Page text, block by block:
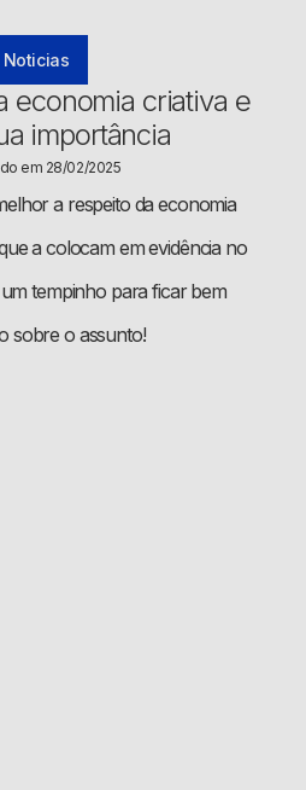
Noticias
economia criativa e
importância
em 28/02/2025
a respeito da economia
a colocam em evidência no
tempinho para ficar bem
sobre o assunto!